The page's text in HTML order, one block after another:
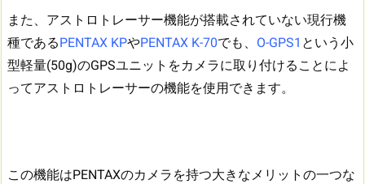
また、アストロトレーサー機能が搭載されていない現行機
種であるPENTAX KPやPENTAX K-70でも、 O-GPS1 という小
型軽量(50g)のGPSユニットをカメラに取り付けることによ
ってアストロトレーサーの機能を使用できます。
この機能はPENTAXのカメラを持つ大きなメリットの一つな